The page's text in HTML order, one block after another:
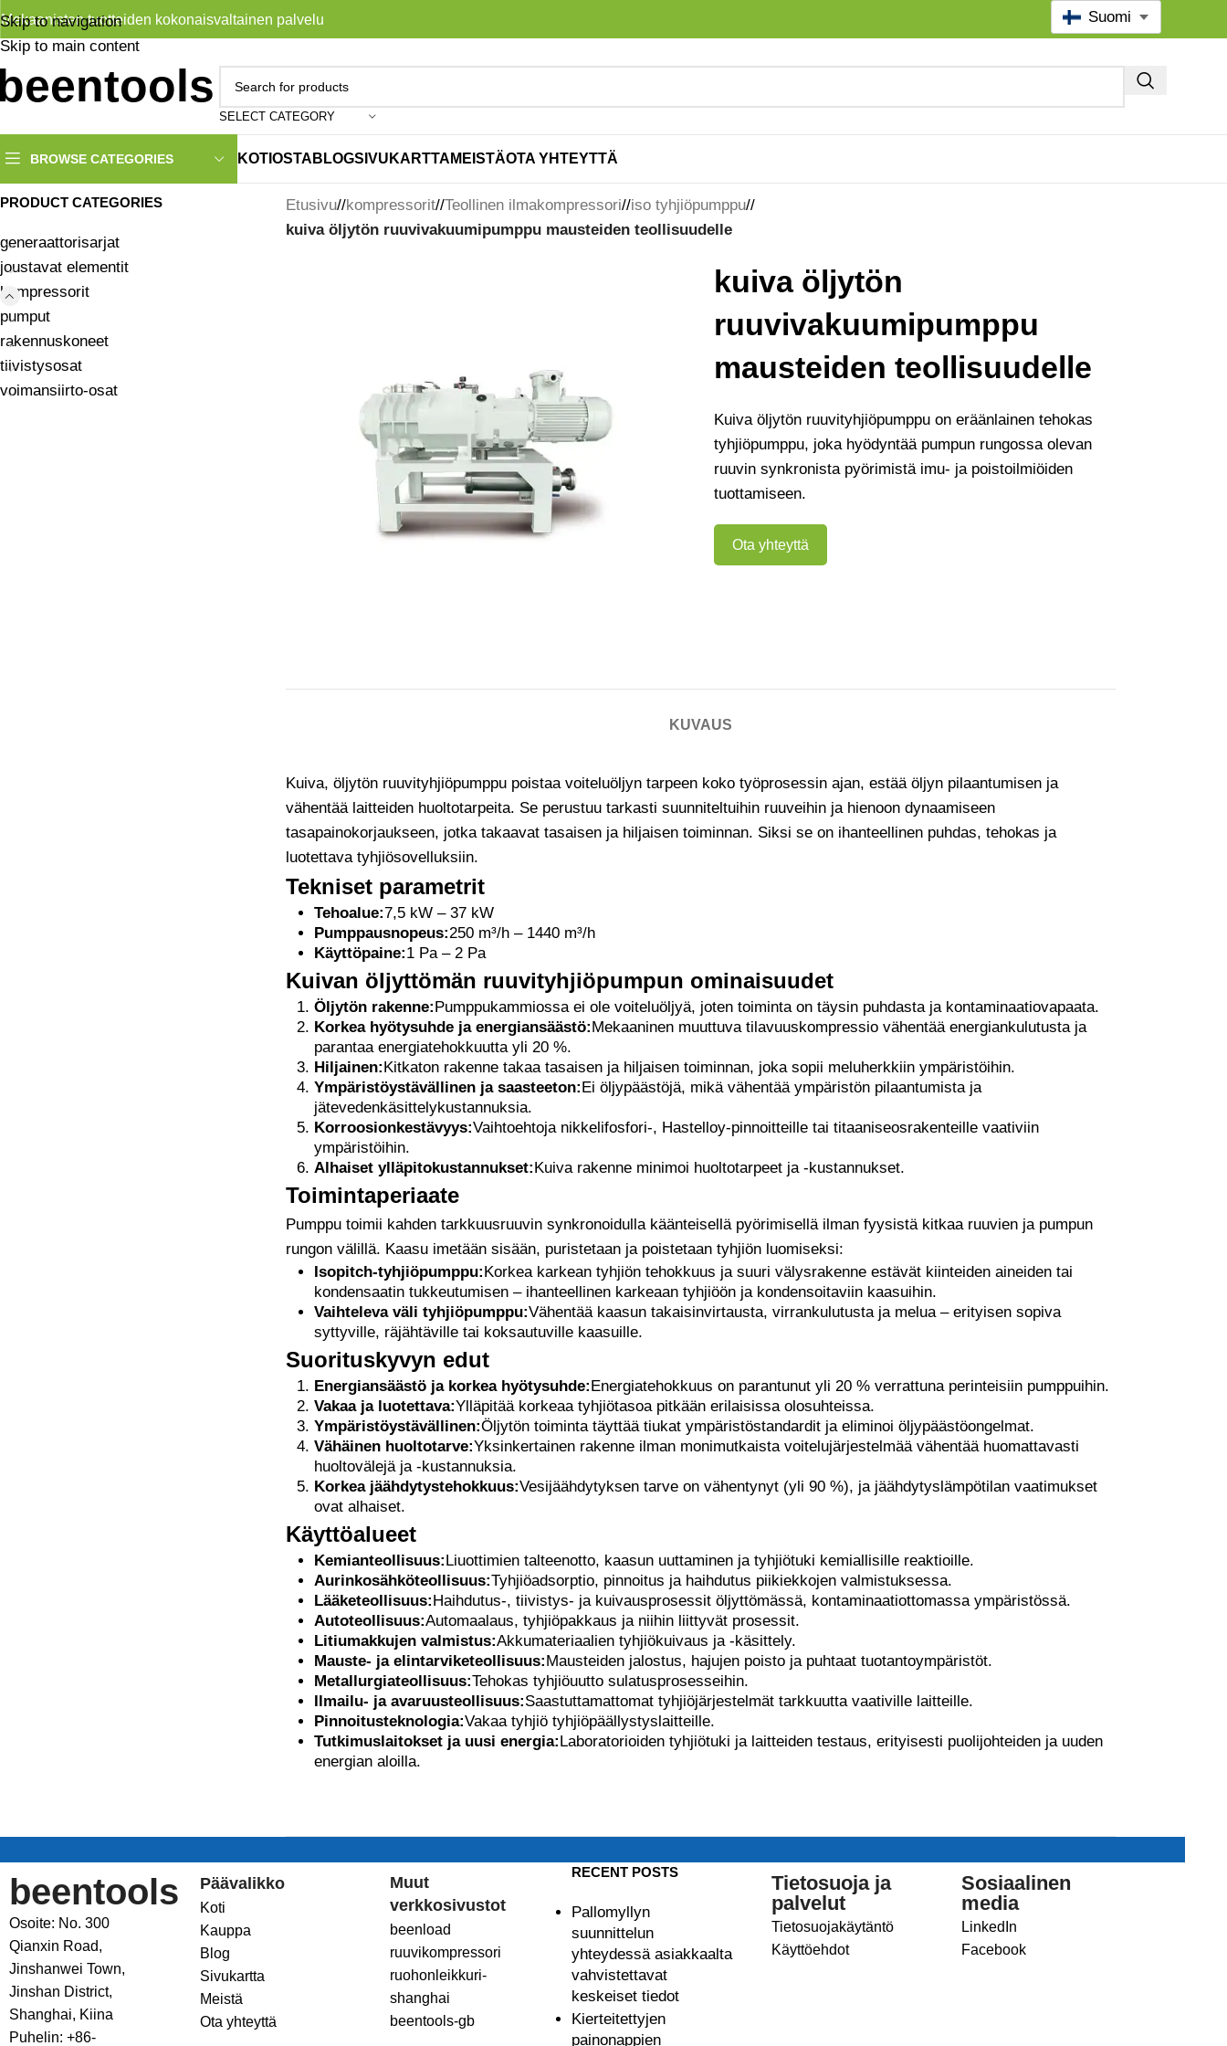
Skip to navigation
Skip to main content
Mekaanisten tuotteiden kokonaisvaltainen palvelu
SELECT CATEGORY
BROWSE CATEGORIES KOTI OSTA BLOGSIVUKARTTA MEISTÄOTA YHTEYTTÄ
Suomi
PRODUCT CATEGORIES
generaattorisarjat
joustavat elementit
kompressorit
pumput
rakennuskoneet
tiivistysosat
voimansiirto-osat
Etusivu/ kompressorit/ Teollinen ilmakompressori/ iso tyhjiöpumppu/
kuiva öljytön ruuvivakuumipumppu mausteiden teollisuudelle
kuiva öljytön
ruuvivakuumipumppu
mausteiden teollisuudelle
Kuiva öljytön ruuvityhjiöpumppu on eräänlainen tehokas
tyhjiöpumppu, joka hyödyntää pumpun rungossa olevan
ruuvin synkronista pyörimistä imu- ja poistoilmiöiden
tuottamiseen.
Ota yhteyttä
KUVAUS
Kuiva, öljytön ruuvityhjiöpumppu poistaa voiteluöljyn tarpeen koko työprosessin ajan, estää öljyn pilaantumisen ja
vähentää laitteiden huoltotarpeita. Se perustuu tarkasti suunniteltuihin ruuveihin ja hienoon dynaamiseen
tasapainokorjaukseen, jotka takaavat tasaisen ja hiljaisen toiminnan. Siksi se on ihanteellinen puhdas, tehokas ja
luotettava tyhjiösovelluksiin.
Tekniset parametrit
Tehoalue:7,5 kW – 37 kW
Pumppausnopeus:250 m³/h – 1440 m³/h
Käyttöpaine:1 Pa – 2 Pa
Kuivan öljyttömän ruuvityhjiöpumpun ominaisuudet
Öljytön rakenne: Pumppukammiossa ei ole voiteluöljyä, joten toiminta on täysin puhdasta ja kontaminaatiovapaata.
Korkea hyötysuhde ja energiansäästö: Mekaaninen muuttuva tilavuuskompressio vähentää energiankulutusta ja
parantaa energiatehokkuutta yli 20 %.
Hiljainen: Kitkaton rakenne takaa tasaisen ja hiljaisen toiminnan, joka sopii meluherkkiin ympäristöihin.
Ympäristöystävällinen ja saasteeton: Ei öljypäästöjä, mikä vähentää ympäristön pilaantumista ja
jätevedenkäsittelykustannuksia.
Korroosionkestävyys:Vaihtoehtoja nikkelifosfori-, Hastelloy-pinnoitteille tai titaaniseosrakenteille vaativiin
ympäristöihin.
Alhaiset ylläpitokustannukset: Kuiva rakenne minimoi huoltotarpeet ja -kustannukset.
Toimintaperiaate
Pumppu toimii kahden tarkkuusruuvin synkronoidulla käänteisellä pyörimisellä ilman fyysistä kitkaa ruuvien ja pumpun
rungon välillä. Kaasu imetään sisään, puristetaan ja poistetaan tyhjiön luomiseksi:
Isopitch-tyhjiöpumppu: Korkea karkean tyhjiön tehokkuus ja suuri välysrakenne estävät kiinteiden aineiden tai
kondensaatin tukkeutumisen – ihanteellinen karkeaan tyhjiöön ja kondensoitaviin kaasuihin.
Vaihteleva väli tyhjiöpumppu:Vähentää kaasun takaisinvirtausta, virrankulutusta ja melua – erityisen sopiva
syttyville, räjähtäville tai koksautuville kaasuille.
Suorituskyvyn edut
Energiansäästö ja korkea hyötysuhde: Energiatehokkuus on parantunut yli 20 % verrattuna perinteisiin pumppuihin.
Vakaa ja luotettava:Ylläpitää korkeaa tyhjiötasoa pitkään erilaisissa olosuhteissa.
Ympäristöystävällinen:Öljytön toiminta täyttää tiukat ympäristöstandardit ja eliminoi öljypäästöongelmat.
Vähäinen huoltotarve:Yksinkertainen rakenne ilman monimutkaista voitelujärjestelmää vähentää huomattavasti
huoltovälejä ja -kustannuksia.
Korkea jäähdytystehokkuus:Vesijäähdytyksen tarve on vähentynyt (yli 90 %), ja jäähdytyslämpötilan vaatimukset
ovat alhaiset.
Käyttöalueet
Kemianteollisuus: Liuottimien talteenotto, kaasun uuttaminen ja tyhjiötuki kemiallisille reaktioille.
Aurinkosähköteollisuus:Tyhjiöadsorptio, pinnoitus ja haihdutus piikiekkojen valmistuksessa.
Lääketeollisuus: Haihdutus-, tiivistys- ja kuivausprosessit öljyttömässä, kontaminaatiottomassa ympäristössä.
Autoteollisuus:Automaalaus, tyhjiöpakkaus ja niihin liittyvät prosessit.
Litiumakkujen valmistus:Akkumateriaalien tyhjiökuivaus ja -käsittely.
Mauste- ja elintarviketeollisuus: Mausteiden jalostus, hajujen poisto ja puhtaat tuotantoympäristöt.
Metallurgiateollisuus:Tehokas tyhjiöuutto sulatusprosesseihin.
Ilmailu- ja avaruusteollisuus:Saastuttamattomat tyhjiöjärjestelmät tarkkuutta vaativille laitteille.
Pinnoitusteknologia:Vakaa tyhjiö tyhjiöpäällystyslaitteille.
Tutkimuslaitokset ja uusi energia: Laboratorioiden tyhjiötuki ja laitteiden testaus, erityisesti puolijohteiden ja uuden
energian aloilla.
beentools
Osoite: No. 300
Qianxin Road,
Jinshanwei Town,
Jinshan District,
Shanghai, Kiina
Puhelin: +86-
Päävalikko
Koti
Kauppa
Blog
Sivukartta
Meistä
Ota yhteyttä
Muut
verkkosivustot
beenload
ruuvikompressori
ruohonleikkuri-
shanghai
beentools-gb
RECENT POSTS
Pallomyllyn
suunnittelun
yhteydessä asiakkaalta
vahvistettavat
keskeiset tiedot
Kierteitettyjen
painonappien
Tietosuoja ja
palvelut
Tietosuojakäytäntö
Käyttöehdot
Sosiaalinen
media
LinkedIn
Facebook